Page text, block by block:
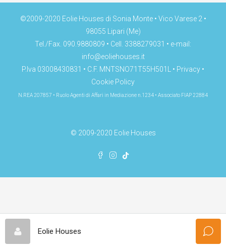
©2009-2020 Eolie Houses di Sonia Monte • Vico Varese 2 •
98055 Lipari (Me)
Tel./Fax. 090.9880809 • Cell. 3388279031 • e-mail:
info@eoliehouses.it
P.Iva 03008430831 • C.F. MNTSNO71T55H501L • Privacy •
Cookie Policy
N.REA 207857 • Ruolo Agenti di Affari in Mediazione n.1234 • Associato FIAP 22884
© 2009-2020 Eolie Houses
Eolie Houses